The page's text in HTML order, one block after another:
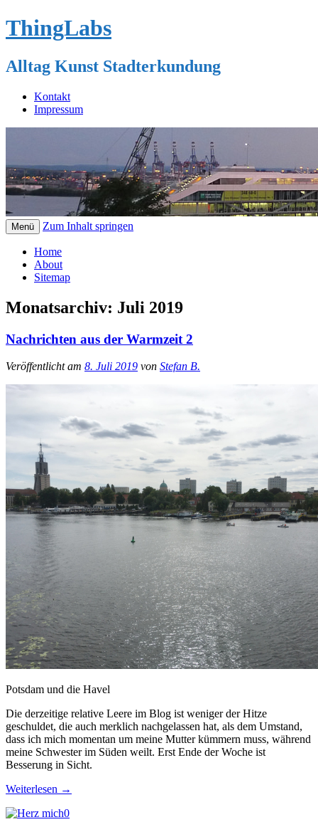
ThingLabs
Alltag Kunst Stadterkundung
Kontakt
Impressum
Menü Zum Inhalt springen
Home
About
Sitemap
Monatsarchiv: Juli 2019
Nachrichten aus der Warmzeit 2
Veröffentlicht am 8. Juli 2019 von Stefan B.
Potsdam und die Havel
Die derzeitige relative Leere im Blog ist weniger der Hitze
geschuldet, die auch merklich nachgelassen hat, als dem Umstand,
dass ich mich momentan um meine Mutter kümmern muss, während
meine Schwester im Süden weilt. Erst Ende der Woche ist
Besserung in Sicht.
Weiterlesen →
0